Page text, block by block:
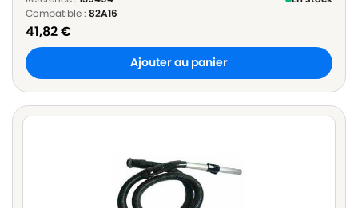
Compatible : 82A16
41,82€
Ajouter au panier